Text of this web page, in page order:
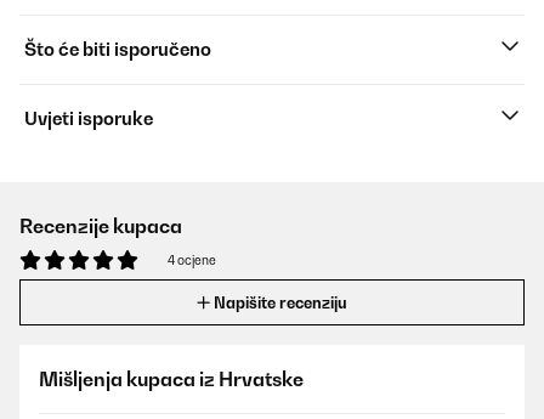
Što će biti isporučeno
Uvjeti isporuke
Recenzije kupaca
4 ocjene
Napišite recenziju
Mišljenja kupaca iz Hrvatske